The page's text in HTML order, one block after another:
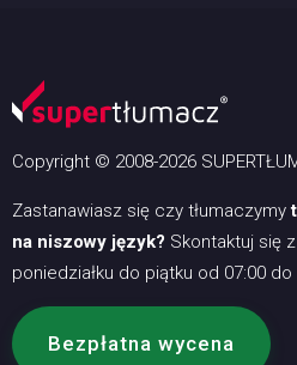
Copyright © 2008-2026
Zastanawiasz się czy tłumaczymy
na niszowy język? Skontaktuj się
poniedziałku do piątku od 07:00 do
Bezpłatna wycena